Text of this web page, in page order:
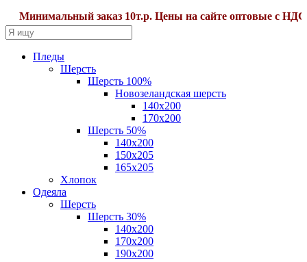
Минимальный заказ 10т.р. Цены на сайте оптовые с
Пледы
Шерсть
Шерсть 100%
Новозеландская шерсть
140х200
170x200
Шерсть 50%
140x200
150х205
165х205
Хлопок
Одеяла
Шерсть
Шерсть 30%
140х200
170х200
190х200